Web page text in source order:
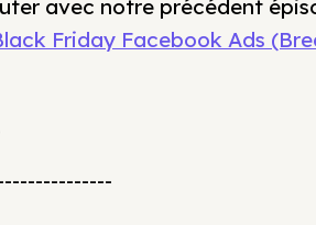
avec notre précédent
Friday Facebook Ads